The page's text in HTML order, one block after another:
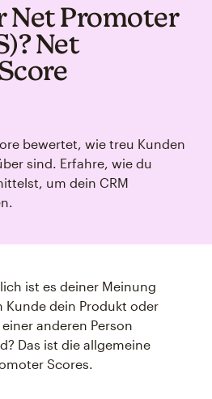
Net Promoter
Net
bewertet, wie treu Kunden
sind. Erfahre, wie du
um dein CRM
ist es deiner Meinung
Kunde dein Produkt oder
anderen Person
Das ist die allgemeine
Scores.